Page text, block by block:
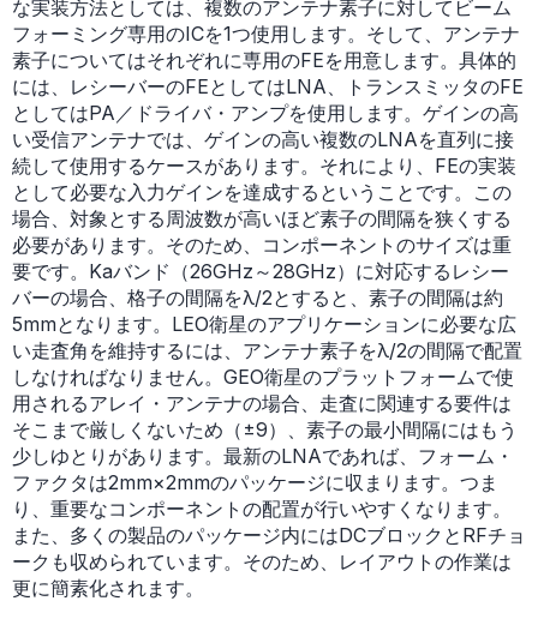
な実装方法としては、複数のアンテナ素子に対してビーム
フォーミング専用のICを1つ使用します。そして、アンテナ
素子についてはそれぞれに専用のFEを用意します。具体的
には、レシーバーのFEとしてはLNA、トランスミッタのFE
としてはPA／ドライバ・アンプを使用します。ゲインの高
い受信アンテナでは、ゲインの高い複数のLNAを直列に接
続して使用するケースがあります。それにより、FEの実装
として必要な入力ゲインを達成するということです。この
場合、対象とする周波数が高いほど素子の間隔を狭くする
必要があります。そのため、コンポーネントのサイズは重
要です。Kaバンド（26GHz～28GHz）に対応するレシー
バーの場合、格子の間隔をλ/2とすると、素子の間隔は約
5mmとなります。LEO衛星のアプリケーションに必要な広
い走査角を維持するには、アンテナ素子をλ/2の間隔で配置
しなければなりません。GEO衛星のプラットフォームで使
用されるアレイ・アンテナの場合、走査に関連する要件は
そこまで厳しくないため（±9）、素子の最小間隔にはもう
少しゆとりがあります。最新のLNAであれば、フォーム・
ファクタは2mm×2mmのパッケージに収まります。つま
り、重要なコンポーネントの配置が行いやすくなります。
また、多くの製品のパッケージ内にはDCブロックとRFチョ
ークも収められています。そのため、レイアウトの作業は
更に簡素化されます。